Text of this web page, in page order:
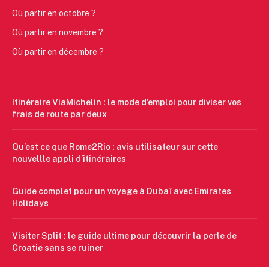
Où partir en octobre ?
Où partir en novembre ?
Où partir en décembre ?
Itinéraire ViaMichelin : le mode d’emploi pour diviser vos
frais de route par deux
Qu’est ce que Rome2Rio : avis utilisateur sur cette
nouvellle appli d’itinéraires
Guide complet pour un voyage à Dubaï avec Emirates
Holidays
Visiter Split : le guide ultime pour découvrir la perle de
Croatie sans se ruiner